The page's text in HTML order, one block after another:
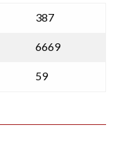
387
6669
59